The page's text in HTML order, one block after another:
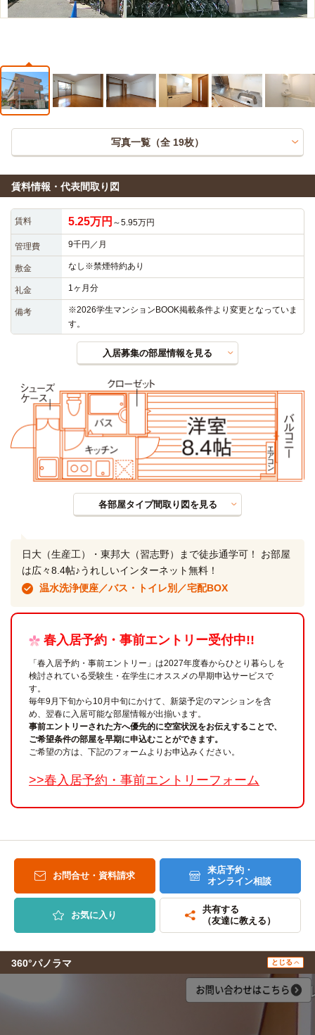
写真一覧（全 19枚）
賃料情報・代表間取り図
賃料 5.25万円 ～5.95万円
管理費 9千円／月
敷金 なし※禁煙特約あり
礼金 1ヶ月分
備考
※2026学生マンションBOOK掲載条件より変更となっていま
す。
入居募集の部屋情報を見る
各部屋タイプ間取り図を見る
日大（生産工）・東邦大（習志野）まで徒歩通学可！ お部屋
は広々8.4帖♪うれしいインターネット無料！
温水洗浄便座／バス・トイレ別／宅配BOX
春入居予約・事前エントリー受付中!!
「春入居予約・事前エントリー」は2027年度春からひとり暮らしを
検討されている受験生・在学生にオススメの早期申込サービスで
す。
毎年9月下旬から10月中旬にかけて、新築予定のマンションを含
め、翌春に入居可能な部屋情報が出揃います。
事前エントリーされた方へ優先的に空室状況をお伝えすることで、
ご希望条件の部屋を早期に申込むことができます。
ご希望の方は、下記のフォームよりお申込みください。
>>春入居予約・事前エントリーフォーム
お問合せ・資料請求
来店予約・
オンライン相談
お気に入り
共有する
（友達に教える）
360°パノラマ とじる